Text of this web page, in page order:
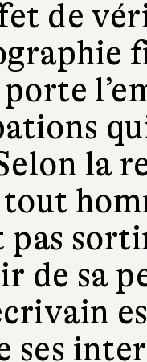
de
la
de sa
ses